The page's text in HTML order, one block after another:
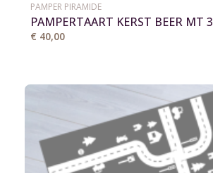
PAMPER PIRAMIDE
PAMPERTAART KERST BEER MT 3
€ 40,00